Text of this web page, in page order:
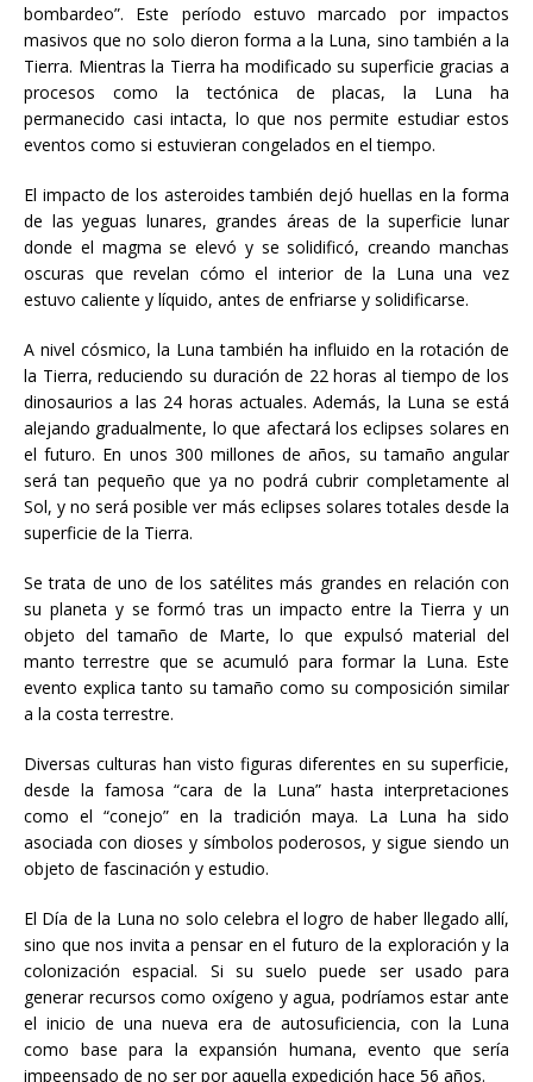
bombardeo”. Este período estuvo marcado por impactos
masivos que no solo dieron forma a la Luna, sino también a la
Tierra. Mientras la Tierra ha modificado su superficie gracias a
procesos como la tectónica de placas, la Luna ha
permanecido casi intacta, lo que nos permite estudiar estos
eventos como si estuvieran congelados en el tiempo.
El impacto de los asteroides también dejó huellas en la forma
de las yeguas lunares, grandes áreas de la superficie lunar
donde el magma se elevó y se solidificó, creando manchas
oscuras que revelan cómo el interior de la Luna una vez
estuvo caliente y líquido, antes de enfriarse y solidificarse.
A nivel cósmico, la Luna también ha influido en la rotación de
la Tierra, reduciendo su duración de 22 horas al tiempo de los
dinosaurios a las 24 horas actuales. Además, la Luna se está
alejando gradualmente, lo que afectará los eclipses solares en
el futuro. En unos 300 millones de años, su tamaño angular
será tan pequeño que ya no podrá cubrir completamente al
Sol, y no será posible ver más eclipses solares totales desde la
superficie de la Tierra.
Se trata de uno de los satélites más grandes en relación con
su planeta y se formó tras un impacto entre la Tierra y un
objeto del tamaño de Marte, lo que expulsó material del
manto terrestre que se acumuló para formar la Luna. Este
evento explica tanto su tamaño como su composición similar
a la costa terrestre.
Diversas culturas han visto figuras diferentes en su superficie,
desde la famosa “cara de la Luna” hasta interpretaciones
como el “conejo” en la tradición maya. La Luna ha sido
asociada con dioses y símbolos poderosos, y sigue siendo un
objeto de fascinación y estudio.
El Día de la Luna no solo celebra el logro de haber llegado allí,
sino que nos invita a pensar en el futuro de la exploración y la
colonización espacial. Si su suelo puede ser usado para
generar recursos como oxígeno y agua, podríamos estar ante
el inicio de una nueva era de autosuficiencia, con la Luna
como base para la expansión humana, evento que sería
impeensado de no ser por aquella expedición hace 56 años.